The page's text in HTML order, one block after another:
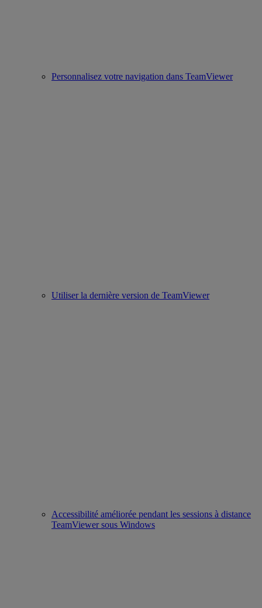
Personnalisez votre navigation dans TeamViewer
Utiliser la dernière version de TeamViewer
Accessibilité améliorée pendant les sessions à distance
TeamViewer sous Windows